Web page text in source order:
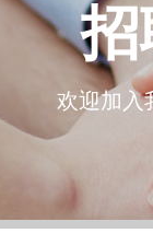
欢迎加入